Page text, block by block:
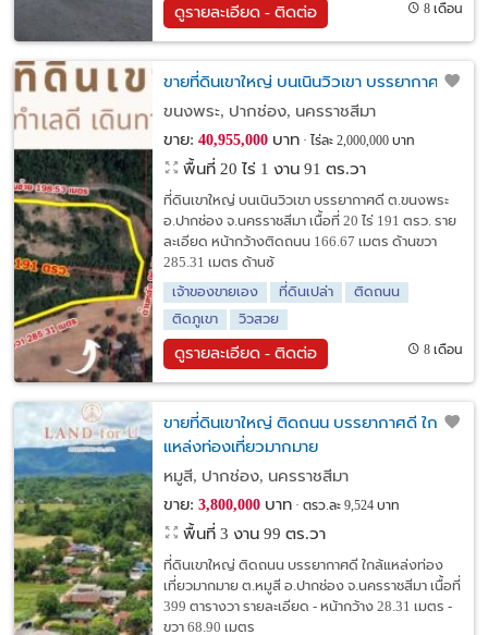
ดูรายละเอียด - ติดต่อ 8 เดือน
ขายที่ดินเขาใหญ่ บนเนินวิวเขา บรรยากาศดี
ขนงพระ, ปากช่อง, นครราชสีมา
ขาย: 40,955,000บาท ไร่ละ 2,000,000 บาท
พื้นที่ 20 ไร่ 1 งาน 91 ตร.วา
ที่ดินเขาใหญ่ บนเนินวิวเขา บรรยากาศดี ต.ขนงพระ
อ.ปากช่อง จ.นครราชสีมา เนื้อที่ 20 ไร่ 191 ตรว. ราย
ละเอียด หน้ากว้างติดถนน 166.67 เมตร ด้านขวา
285.31 เมตร ด้านซ้
เจ้าของขายเอง
ที่ดินเปล่า
ติดถนน
ติดภูเขา
วิวสวย
ดูรายละเอียด - ติดต่อ 8 เดือน
ขายที่ดินเขาใหญ่ ติดถนน บรรยากาศดี ใกล้
แหล่งท่องเที่ยวมากมาย
หมูสี, ปากช่อง, นครราชสีมา
ขาย: 3,800,000บาท ตรว.ละ 9,524 บาท
พื้นที่ 3 งาน 99 ตร.วา
ที่ดินเขาใหญ่ ติดถนน บรรยากาศดี ใกล้แหล่งท่อง
เที่ยวมากมาย ต.หมูสี อ.ปากช่อง จ.นครราชสีมา เนื้อที่
399 ตารางวา รายละเอียด - หน้ากว้าง 28.31 เมตร -
ขวา 68.90 เมตร